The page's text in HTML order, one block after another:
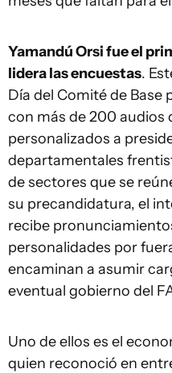
Yamandú Orsi fue el
lidera las encuestas.
Día del Comité de Base
con más de 200 audios
personalizados a
departamentales
de sectores que se
su precandidatura, el
recibe
personalidades por
encaminan a asumir
eventual gobierno del
Uno de ellos es el
quien reconoció en